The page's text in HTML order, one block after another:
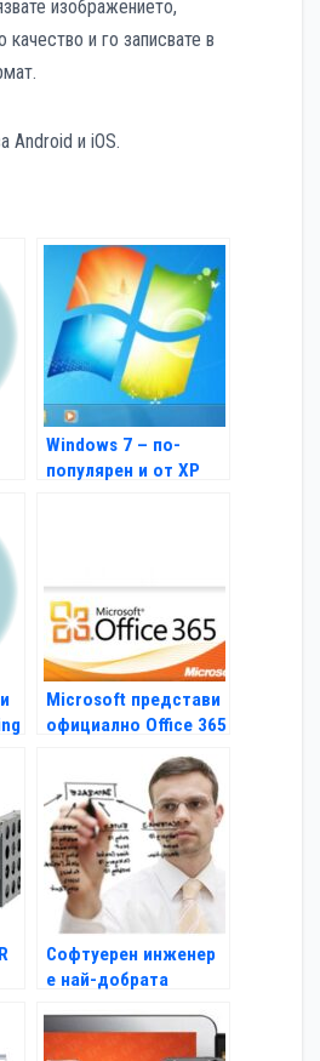
изображението,
качество и го записвате в
Android и iOS.
Windows 7 – по-
популярен и от XP
Microsoft представи
официално Office 365
Софтуерен инженер
е най-добрата